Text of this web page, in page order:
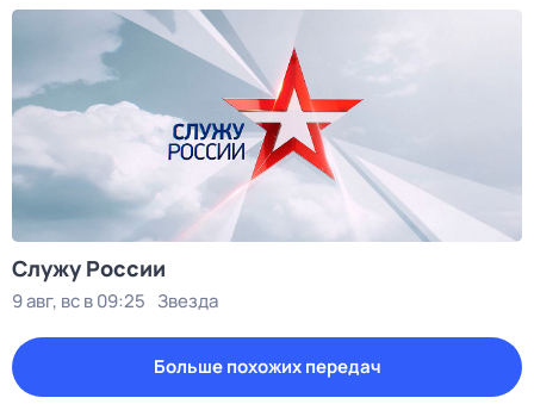
Служу Рoсcии
9 авг, вс в 09:25 Звезда
Больше похожих передач